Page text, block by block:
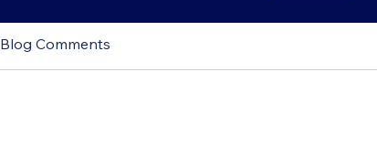
Blog Comments